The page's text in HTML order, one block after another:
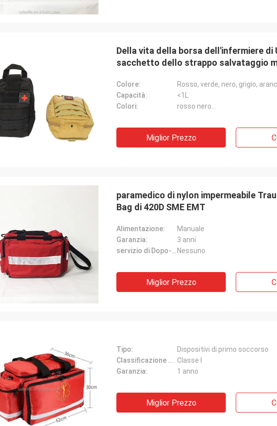
Della vita della borsa dell'infermiere
sacchetto dello strappo salvataggio
Colore:
Rosso, verde, nero, grigio,
Capacità:
<1L
Colori:
rosso nero...
Miglior Prezzo
paramedico di nylon impermeabile
Bag di 420D SME EMT
Alimentazione:
Manuale
Garanzia:
3 anni
servizio di Dopo-vendita: Nessuno
Miglior Prezzo
Tipo:
Dispositivi di primo soccorso
Classificazione degli strumenti:
Classe I
Garanzia:
1 anno
Miglior Prezzo